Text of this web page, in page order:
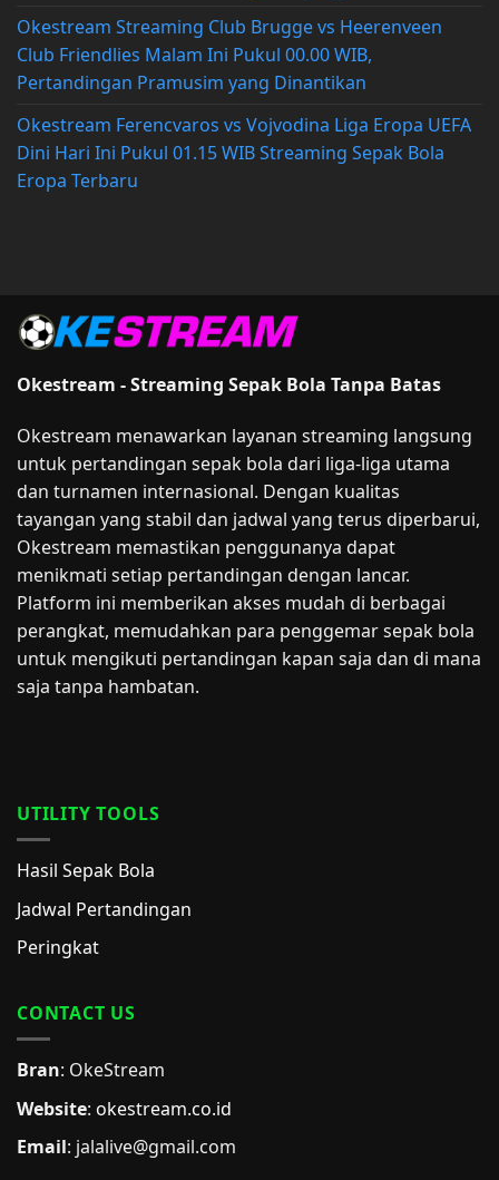
Okestream Streaming Club Brugge vs Heerenveen
Club Friendlies Malam Ini Pukul 00.00 WIB,
Pertandingan Pramusim yang Dinantikan
Okestream Ferencvaros vs Vojvodina Liga Eropa UEFA
Dini Hari Ini Pukul 01.15 WIB Streaming Sepak Bola
Eropa Terbaru
Okestream - Streaming Sepak Bola Tanpa Batas
Okestream menawarkan layanan streaming langsung
untuk pertandingan sepak bola dari liga-liga utama
dan turnamen internasional. Dengan kualitas
tayangan yang stabil dan jadwal yang terus diperbarui,
Okestream memastikan penggunanya dapat
menikmati setiap pertandingan dengan lancar.
Platform ini memberikan akses mudah di berbagai
perangkat, memudahkan para penggemar sepak bola
untuk mengikuti pertandingan kapan saja dan di mana
saja tanpa hambatan.
UTILITY TOOLS
Hasil Sepak Bola
Jadwal Pertandingan
Peringkat
CONTACT US
Bran: OkeStream
Website: okestream.co.id
Email: jalalive@gmail.com